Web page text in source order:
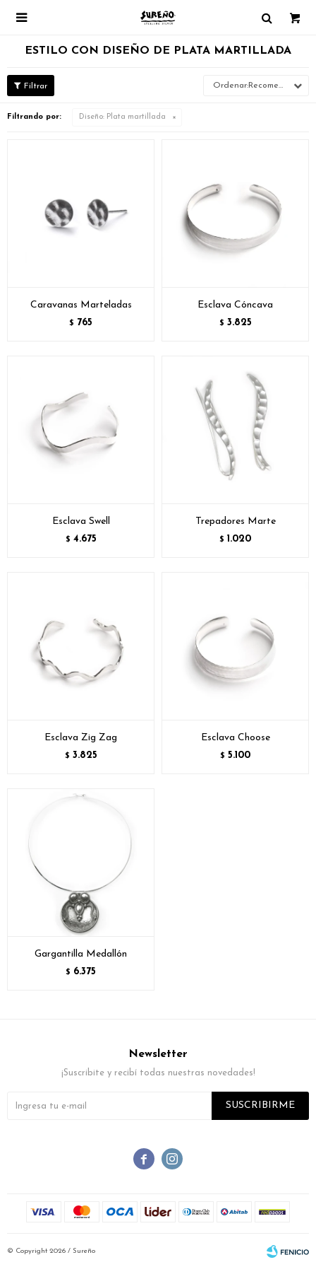

ESTILO CON DISEÑO DE PLATA MARTILLADA
Recomendados
Filtrando por: Diseño: Plata martillada
Caravanas Marteladas
$ 765
Esclava Cóncava
$ 3.825
Esclava Swell
$ 4.675
Trepadores Marte
$ 1.020
Esclava Zig Zag
$ 3.825
Esclava Choose
$ 5.100
Gargantilla Medallón
$ 6.375
 
Newsletter
¡Suscribite y recibí todas nuestras novedades!
SUSCRIBIRME
© Copyright 2026 / Sureño